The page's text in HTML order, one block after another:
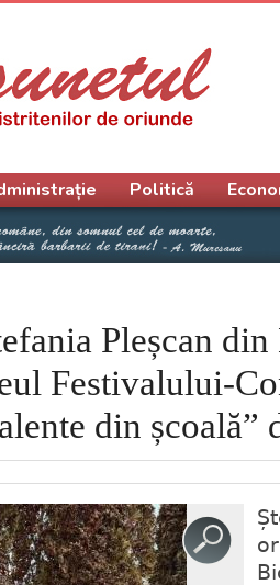
Pleșcan
Festivalului-
din școală”
Politică